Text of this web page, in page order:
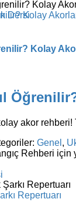
DersiKolay
Kolay
akor rehberi!
Genel ,
Rehberi için
Repertuarı